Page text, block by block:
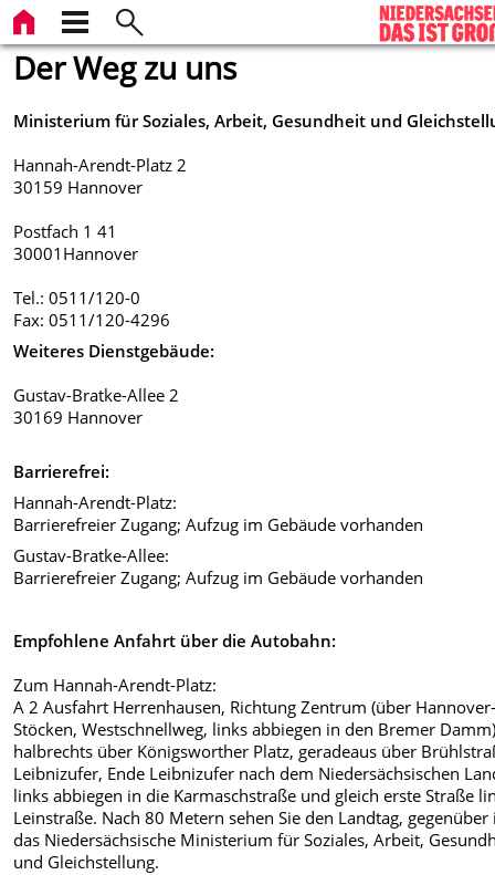
Der Weg zu uns
Ministerium für Soziales, Arbeit, Gesundheit und
Hannah-Arendt-Platz 2
30159 Hannover
Postfach 1 41
30001Hannover
Tel.: 0511/120-0
Fax: 0511/120-4296
Weiteres Dienstgebäude:
Gustav-Bratke-Allee 2
30169 Hannover
Barrierefrei:
Hannah-Arendt-Platz:
Barrierefreier Zugang; Aufzug im Gebäude vorhanden
Gustav-Bratke-Allee:
Barrierefreier Zugang; Aufzug im Gebäude vorhanden
Empfohlene Anfahrt über die Autobahn:
Zum Hannah-Arendt-Platz:
A 2 Ausfahrt Herrenhausen, Richtung Zentrum (über
Stöcken, Westschnellweg, links abbiegen in den Bremer
halbrechts über Königsworther Platz, geradeaus über
Leibnizufer, Ende Leibnizufer nach dem Niedersächsischen
links abbiegen in die Karmaschstraße und gleich erste Straße
Leinstraße. Nach 80 Metern sehen Sie den Landtag, gegenüber
das Niedersächsische Ministerium für Soziales, Arbeit,
und Gleichstellung.